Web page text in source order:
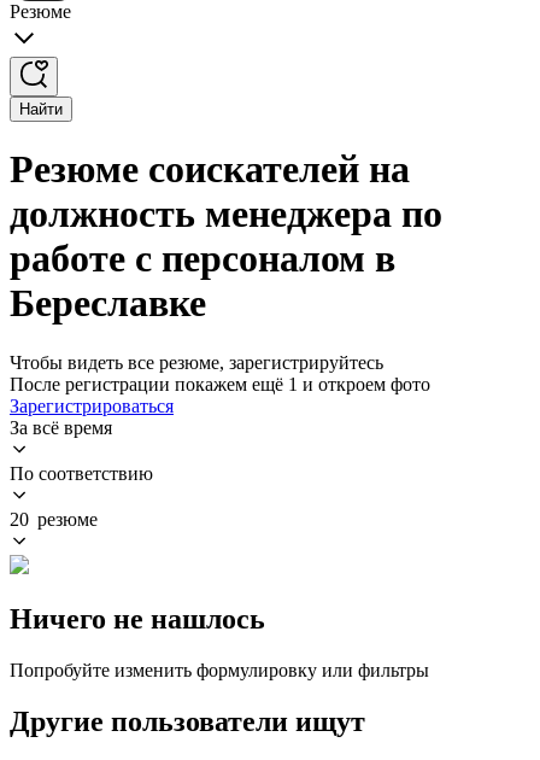
Резюме
Найти
Резюме соискателей на
должность менеджера по
работе с персоналом в
Береславке
Чтобы видеть все резюме, зарегистрируйтесь
После регистрации покажем ещё 1 и откроем фото
Зарегистрироваться
За всё время
По соответствию
20 резюме
Ничего не нашлось
Попробуйте изменить формулировку или фильтры
Другие пользователи ищут